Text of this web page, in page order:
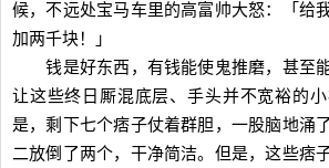
候，不远处宝马车里的高富帅大怒：「给
加两千块！」
钱是好东西，有钱能使鬼推磨，甚至
让这些终日厮混底层、手头并不宽裕的
是，剩下七个痞子仗着群胆，一股脑地涌
二放倒了两个，干净简洁。但是，这些痞